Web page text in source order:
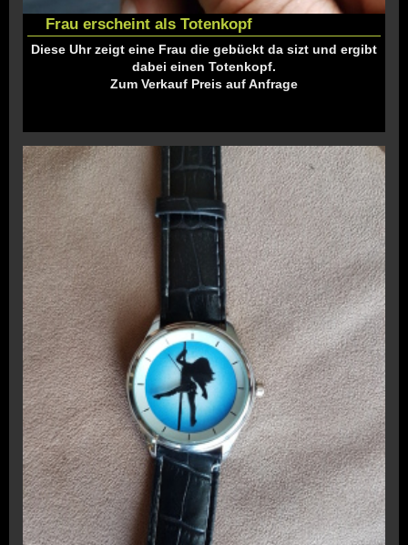
Frau erscheint als Totenkopf
Diese Uhr zeigt eine Frau die gebückt da sizt und ergibt
dabei einen Totenkopf.
Zum Verkauf Preis auf Anfrage